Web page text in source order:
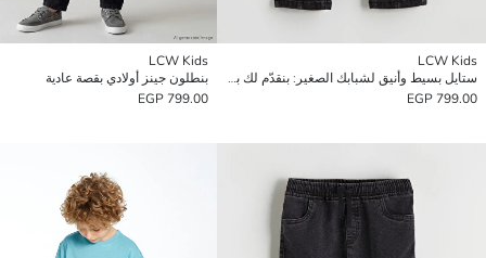
LCW Kids
ستايل بسيط وأنيق لشبابك الصغير: بنقدّم لك بنطلونات الأولاد بقصة واسعة.
799.00 EGP
LCW Kids
بنطلون جينز أولادي بقصة عادية
799.00 EGP